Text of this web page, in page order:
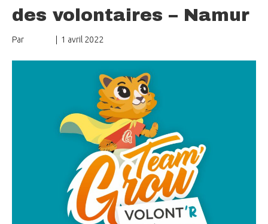
des volontaires – Namur
Par 1 avril 2022